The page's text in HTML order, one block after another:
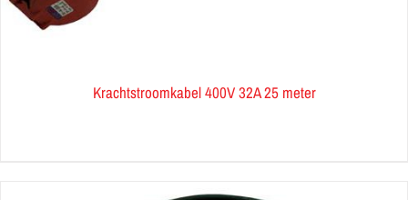
Krachtstroomkabel 400V 32A 25 meter